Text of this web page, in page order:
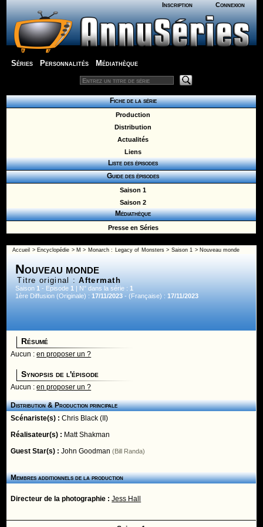
Inscription Connexion
Séries Personnalités Médiathèque
Fiche de la série
Production
Distribution
Actualités
Liens
Liste des épisodes
Guide des épisodes
Saison 1
Saison 2
Médiathèque
Presse en Séries
Accueil > Encyclopédie > M > Monarch : Legacy of Monsters> Saison 1 > Nouveau monde
Nouveau monde
Titre original :Aftermath
Saison1 - Episode1 | N° dans la série :1
1ère Diffusion (Originale) :17/11/2023 - (Française) :17/11/2023
Résumé
Aucun :en proposer un ?
Synopsis de l'épisode
Aucun :en proposer un ?
Distribution & Production principale
Scénariste(s) :Chris Black (II)
Réalisateur(s) : Matt Shakman
Guest Star(s) :John Goodman (Bill Randa)
Membres additionnels de la production
Directeur de la photographie :Jess Hall